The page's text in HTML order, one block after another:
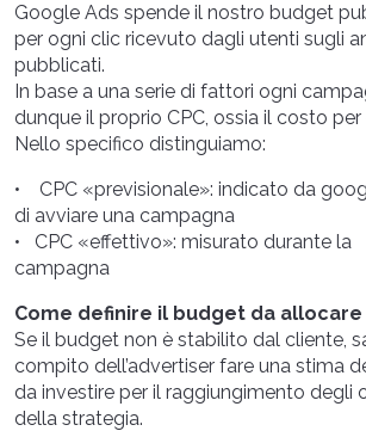
Google Ads spende il nostro budget
per ogni clic ricevuto dagli utenti sugli
pubblicati.
In base a una serie di fattori ogni
dunque il proprio CPC, ossia il costo per
Nello specifico distinguiamo:
• CPC «previsionale»: indicato da
di avviare una campagna
• CPC «effettivo»: misurato durante la
campagna
Come definire il budget da allocare
Se il budget non è stabilito dal cliente,
compito dell’advertiser fare una stima
da investire per il raggiungimento degli
della strategia.